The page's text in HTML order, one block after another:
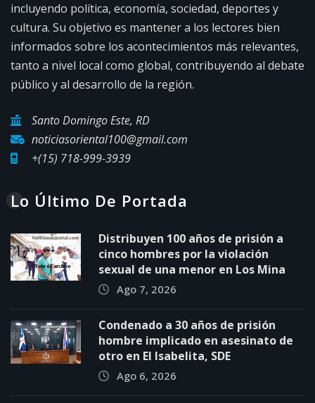
incluyendo política, economía, sociedad, deportes y
cultura. Su objetivo es mantener a los lectores bien
informados sobre los acontecimientos más relevantes,
tanto a nivel local como global, contribuyendo al debate
público y al desarrollo de la región.
Santo Domingo Este, RD
noticiasoriental100@gmail.com
+(15) 718-999-3939
Lo Último De Portada
Distribuyen 100 años de prisión a
cinco hombres por la violación
sexual de una menor en Los Mina
Ago 7, 2026
Condenado a 30 años de prisión
hombre implicado en asesinato de
otro en El Isabelita, SDE
Ago 6, 2026